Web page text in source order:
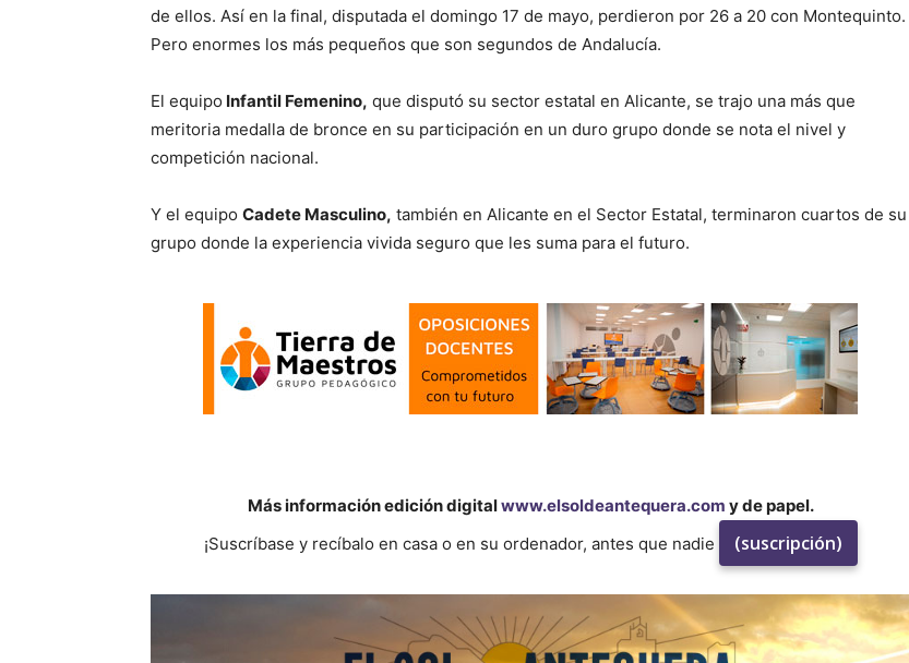
de ellos. Así en la final, disputada el domingo 17 de mayo, perdieron por 26 a 20 con Montequinto.
Pero enormes los más pequeños que son segundos de Andalucía.
El equipo Infantil Femenino, que disputó su sector estatal en Alicante, se trajo una más que
meritoria medalla de bronce en su participación en un duro grupo donde se nota el nivel y
competición nacional.
Y el equipo Cadete Masculino, también en Alicante en el Sector Estatal, terminaron cuartos de su
grupo donde la experiencia vivida seguro que les suma para el futuro.
Más información edición digitalwww.elsoldeantequera.com y de papel.
¡Suscríbase y recíbalo en casa o en su ordenador, antes que nadie
(suscripción)